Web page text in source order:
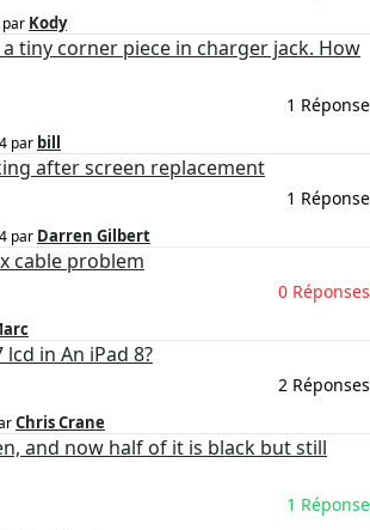
par Kody
tiny corner piece in charger jack. How
1 Réponse
par bill
after screen replacement
1 Réponse
par Darren Gilbert
cable problem
0 Réponses
in An iPad 8?
2 Réponses
Chris Crane
and now half of it is black but still
1 Réponse